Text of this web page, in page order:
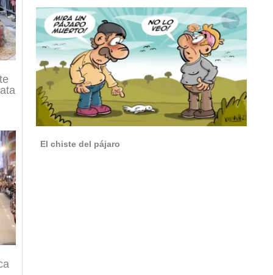
El chiste del pájaro